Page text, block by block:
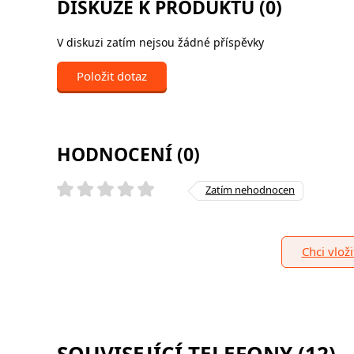
DISKUZE K PRODUKTU (0)
V diskuzi zatím nejsou žádné příspěvky
Položit dotaz
HODNOCENÍ (0)
Zatím nehodnocen
Chci